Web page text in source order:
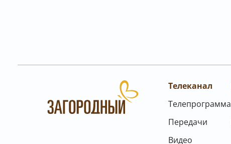
Телеканал
Телепрограмма
Передачи
Видео